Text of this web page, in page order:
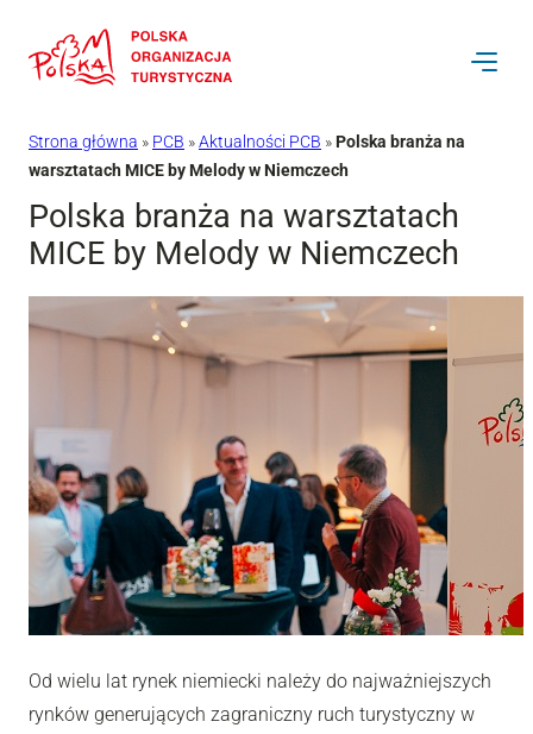
do
Strona główna » PCB »Aktualności PCB »Polska branża na
warsztatach MICE by Melody w Niemczech
Polska branża na warsztatach
MICE by Melody w Niemczech
Od wielu lat rynek niemiecki należy do najważniejszych
rynków generujących zagraniczny ruch turystyczny w